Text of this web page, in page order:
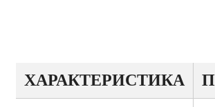
ХАРАКТЕРИСТИКА